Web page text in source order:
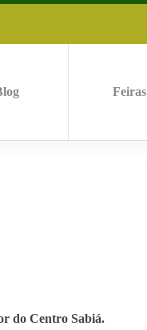
Feiras
do Centro Sabiá.